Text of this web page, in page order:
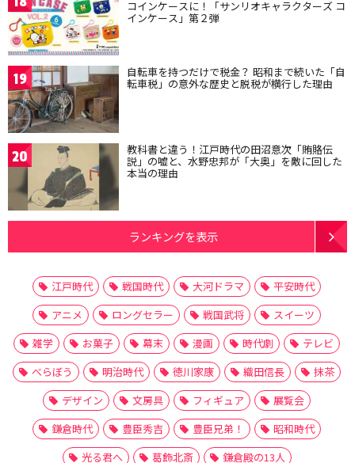
コインケースに！「サンリオキャラクターズ コ
インケース」第２弾
19 自転車を持つだけで税金？ 昭和まで続いた「自
転車税」の意外な歴史と脱税が横行した理由
20 教科書と違う！江戸時代の田沼意次「賄賂伝
説」の嘘と、水野忠邦が「大奥」を敵に回した
本当の理由
ランキングを表示
江戸時代 戦国時代 大河ドラマ
平安時代
アニメ
ロングセラー 戦国武将
スイーツ
雑学
お菓子 幕末 漫画 時代劇
テレビ
べらぼう
明治時代 徳川家康 織田信長
抹茶
デザイン
文房具 フィギュア
展覧会
鎌倉時代
豊臣秀吉 豊臣兄弟！
昭和時代
光る君へ
葛飾北斎 鎌倉殿の13人